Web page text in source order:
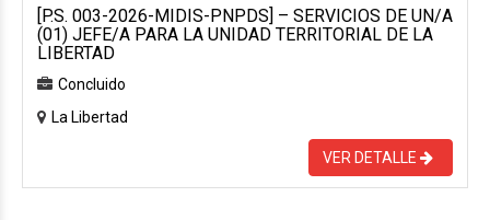
[P.S. 003-2026-MIDIS-PNPDS] – SERVICIOS DE UN/A
(01) JEFE/A PARA LA UNIDAD TERRITORIAL DE LA
LIBERTAD
Concluido
La Libertad
VER DETALLE